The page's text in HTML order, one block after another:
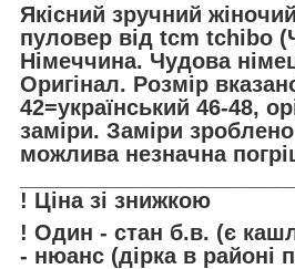
Якісний зручний
пуловер від tcm tchibo
Німеччина. Чудова
Оригінал. Розмір
42=український 46-48,
заміри. Заміри
можлива незначна
! Ціна зі знижкою
! Один - стан б.в. (є
- нюанс (дірка в районі